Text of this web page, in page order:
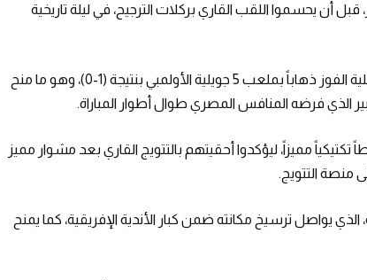
أن يحسموا اللقب القاري بركلات الترجيح، في ليلة تاريخية
وكان اتحاد العاصمة قد دخل مواجهة العودة بأفضلية الفوز ذهاباً بملعب 5 جويلية الأولمبي بنتيجة (1-0)، وهو ما منح
الذي فرضه المنافس المصري طوال أطوار المباراة.
مميزاً، ليؤكدوا أحقيتهم بالتتويج القاري بعد مشوار مميز
منصة التتويج.
الذي يواصل ترسيخ مكانته ضمن كبار الأندية الإفريقية، كما يمنح